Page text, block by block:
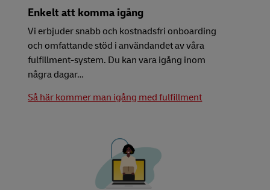
Enkelt att komma igång
Vi erbjuder snabb och kostnadsfri onboarding
och omfattande stöd i användandet av våra
fulfillment-system. Du kan vara igång inom
några dagar…
Så här kommer man igång med fulfillment